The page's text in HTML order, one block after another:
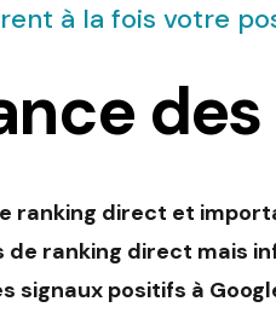
à la fois votre
ranking direct et
de ranking direct mais
signaux positifs à